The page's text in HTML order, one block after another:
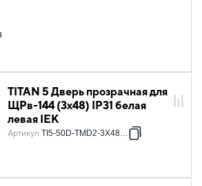
TITAN 5 Дверь прозрачная для
ЩРв-144 (3х48) IP31 белая
левая IEK
Артикул:TI5-50D-TMD2-3X48-31